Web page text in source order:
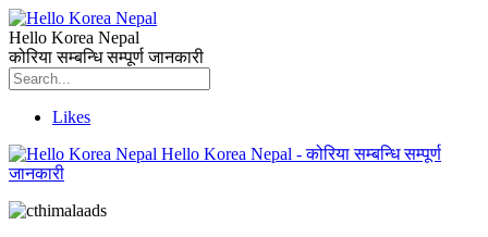
Hello Korea Nepal
कोरिया सम्बन्धि सम्पूर्ण जानकारी
Likes
Hello Korea Nepal - कोरिया सम्बन्धि सम्पूर्ण
जानकारी